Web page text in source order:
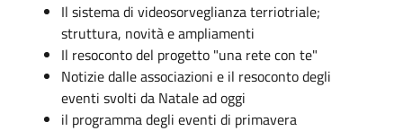
Il sistema di videosorveglianza terriotriale;
struttura, novità e ampliamenti
Il resoconto del progetto "una rete con te"
Notizie dalle associazioni e il resoconto degli
eventi svolti da Natale ad oggi
il programma degli eventi di primavera